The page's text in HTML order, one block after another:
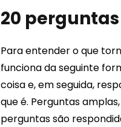
20 perguntas
Para entender o que
funciona da seguinte
coisa e, em seguida,
que é. Perguntas
perguntas são